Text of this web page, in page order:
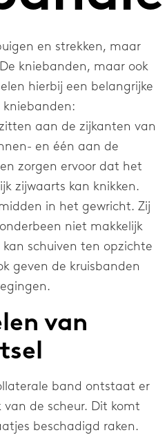
Duim
en strekken, maar
kniebanden, maar ook
hierbij een belangrijke
kniebanden:
aan de zijkanten van
en één aan de
zorgen ervoor dat het
zijwaarts kan knikken.
in het gewricht. Zij
niet makkelijk
schuiven ten opzichte
geven de kruisbanden
van
band ontstaat er
de scheur. Dit komt
beschadigd raken.